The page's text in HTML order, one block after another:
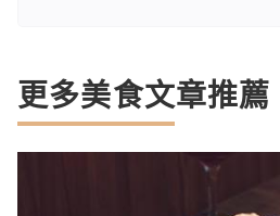
更多美食文章推薦